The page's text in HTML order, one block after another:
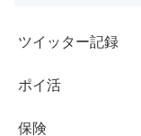
ツイッター記録
ポイ活
保険